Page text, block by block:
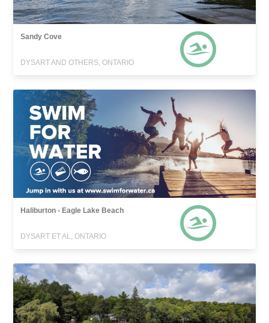
Sandy Cove
DYSART AND OTHERS, ONTARIO
Haliburton - Eagle Lake Beach
DYSART ET AL, ONTARIO